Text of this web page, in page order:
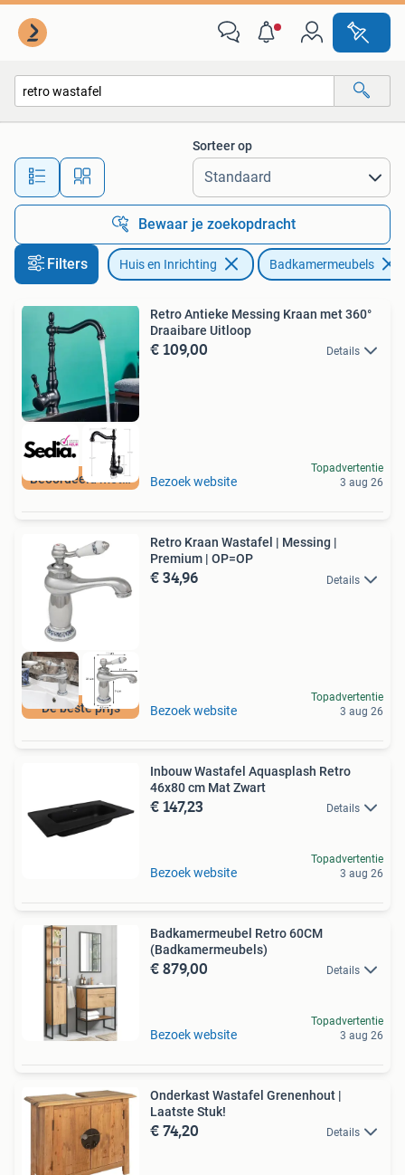
Alle afstanden…
Sorteer op
Bewaar je zoekopdracht
Filters Huis en Inrichting Badkamermeubels
Beoordeeld met 9+
Retro Antieke Messing Kraan met 360°
Draaibare Uitloop
€ 109,00 Details
Bezoek website
Topadvertentie
3 aug 26
De beste prijs
Retro Kraan Wastafel | Messing |
Premium | OP=OP
€ 34,96 Details
Bezoek website
Topadvertentie
3 aug 26
Inbouw Wastafel Aquasplash Retro
46x80 cm Mat Zwart
€ 147,23 Details
Bezoek website
Topadvertentie
3 aug 26
Badkamermeubel Retro 60CM
(Badkamermeubels)
€ 879,00 Details
Bezoek website
Topadvertentie
3 aug 26
Onderkast Wastafel Grenenhout |
Laatste Stuk!
€ 74,20 Details